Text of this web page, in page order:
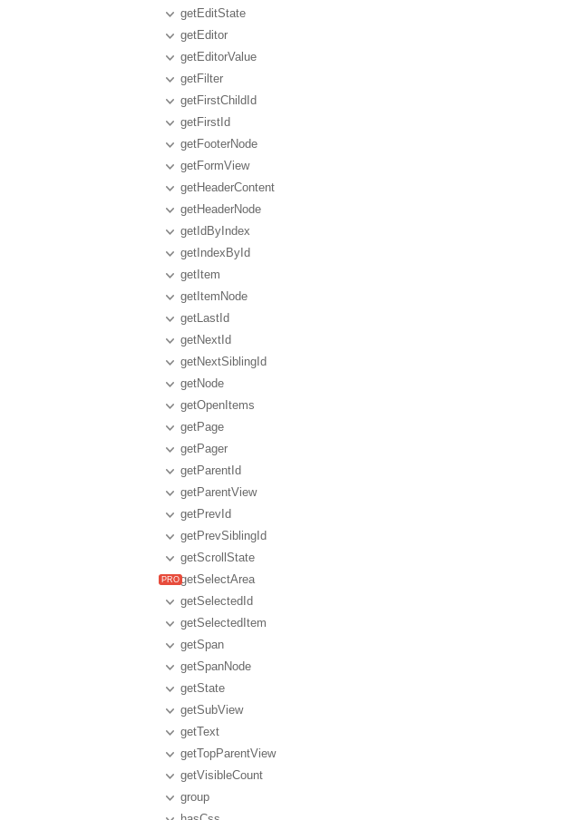
getEditState
getEditor
getEditorValue
getFilter
getFirstChildId
getFirstId
getFooterNode
getFormView
getHeaderContent
getHeaderNode
getIdByIndex
getIndexById
getItem
getItemNode
getLastId
getNextId
getNextSiblingId
getNode
getOpenItems
getPage
getPager
getParentId
getParentView
getPrevId
getPrevSiblingId
getScrollState
getSelectArea
getSelectedId
getSelectedItem
getSpan
getSpanNode
getState
getSubView
getText
getTopParentView
getVisibleCount
group